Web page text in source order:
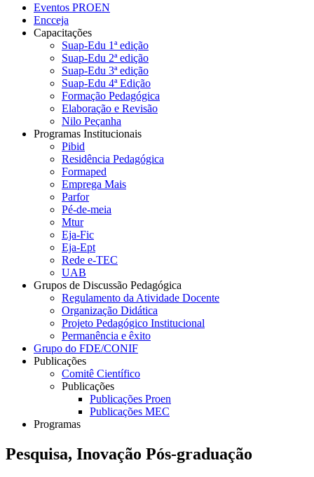
Eventos PROEN
Encceja
Capacitações
Suap-Edu 1ª edição
Suap-Edu 2ª edição
Suap-Edu 3ª edição
Suap-Edu 4ª Edição
Formação Pedagógica
Elaboração e Revisão
Nilo Peçanha
Programas Institucionais
Pibid
Residência Pedagógica
Formaped
Emprega Mais
Parfor
Pé-de-meia
Mtur
Eja-Fic
Eja-Ept
Rede e-TEC
UAB
Grupos de Discussão Pedagógica
Regulamento da Atividade Docente
Organização Didática
Projeto Pedagógico Institucional
Permanência e êxito
Grupo do FDE/CONIF
Publicações
Comitê Científico
Publicações
Publicações Proen
Publicações MEC
Programas
Pesquisa, Inovação Pós-graduação